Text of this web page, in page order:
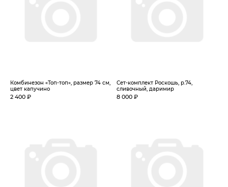
Комбинезон «Топ-топ», размер 74 см,
цвет капучино
2 400 ₽
Сет-комплект Роскошь, р.74,
сливочный, даримир
8 000 ₽